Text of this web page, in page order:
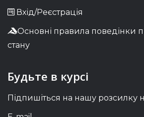
Вхід/Реєстрація
Основні правила поведінки
стану
Будьте в курсі
Підпишіться на нашу розсилку